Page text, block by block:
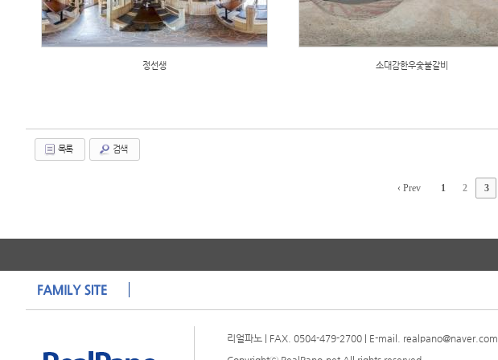
정선생 소대감한우숯불갈비
목록 검색
‹ Prev 1 2 3
리얼파노 | FAX. 0504-479-2700 | E-mail. realpano@naver.com